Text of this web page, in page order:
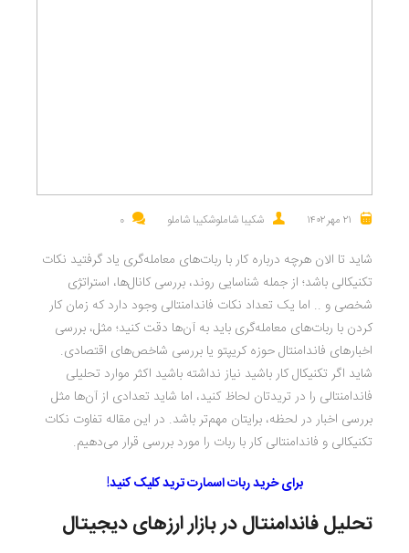
۲۱ مهر ۱۴۰۲ شکیبا شاملوشکیبا شاملو 0
شاید تا الان هرچه درباره کار با ربات‌های معامله‌گری یاد گرفتید نکات
تکنیکالی باشد؛ از جمله شناسایی روند، بررسی کانال‌ها، استراتژی
شخصی و .. اما یک تعداد نکات فاندامنتالی وجود دارد که زمان کار
کردن با ربات‌های معامله‌گری باید به آن‌ها دقت کنید؛ مثل، بررسی
اخبارهای فاندامنتال حوزه کریپتو یا بررسی شاخص‌های اقتصادی.
شاید اگر تکنیکال کار باشید نیاز نداشته باشید اکثر موارد تحلیلی
فاندامنتالی را در تریدتان لحاظ کنید، اما شاید تعدادی از آن‌ها مثل
بررسی اخبار در لحظه، برایتان مهم‌تر باشد. در این مقاله تفاوت نکات
تکنیکالی و فاندامنتالی کار با ربات را مورد بررسی قرار می‌دهیم.
برای خرید ربات اسمارت ترید کلیک کنید!
تحلیل فاندامنتال در بازار ارزهای دیجیتال